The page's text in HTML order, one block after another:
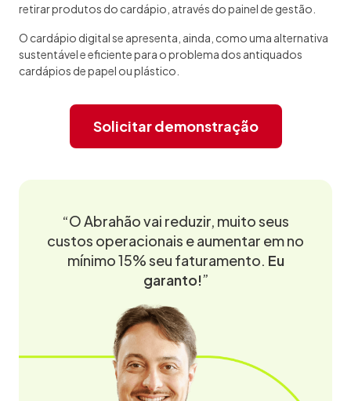
retirar produtos do cardápio, através do painel de gestão.
O cardápio digital se apresenta, ainda, como uma alternativa
sustentável e eficiente para o problema dos antiquados
cardápios de papel ou plástico.
Solicitar demonstração
“O Abrahão vai reduzir, muito seus
custos operacionais e aumentar em no
mínimo 15% seu faturamento. Eu
garanto!”